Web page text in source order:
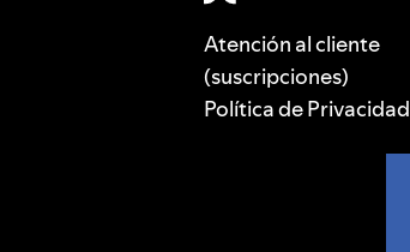
Atención al cliente
(suscripciones)
Política de Privacidad